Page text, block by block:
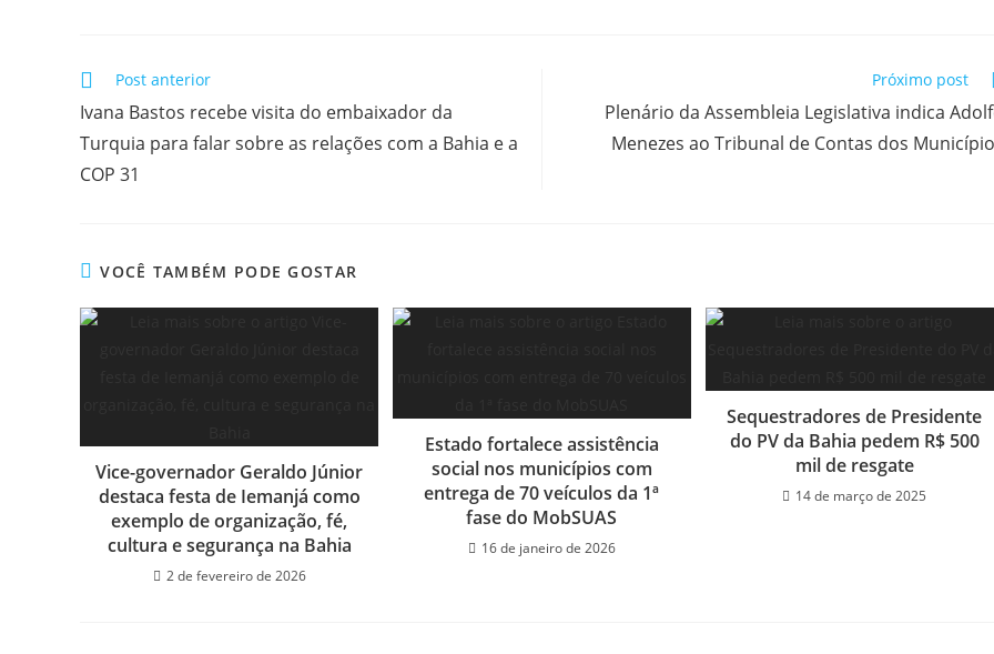
Post anterior
Ivana Bastos recebe visita do embaixador da
Turquia para falar sobre as relações com a Bahia e a
COP 31
Próximo post
Plenário da Assembleia Legislativa indica
Menezes ao Tribunal de Contas dos
VOCÊ TAMBÉM PODE GOSTAR
Vice-governador Geraldo Júnior
destaca festa de Iemanjá como
exemplo de organização, fé,
cultura e segurança na Bahia
2 de fevereiro de 2026
Estado fortalece assistência
social nos municípios com
entrega de 70 veículos da 1ª
fase do MobSUAS
16 de janeiro de 2026
Sequestradores de Presidente
do PV da Bahia pedem R$ 500
mil de resgate
14 de março de 2025